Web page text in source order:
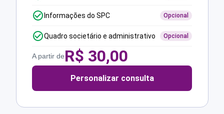
Informações do SPC Opcional
Quadro societário e administrativo Opcional
A partir deR$ 30,00
Personalizar consulta